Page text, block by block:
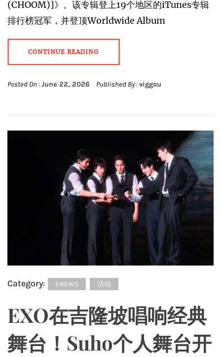
(CHOOM)]》。该专辑登上19个地区的iTunes专辑
排行榜冠军，并登顶Worldwide Album
CONTINUE READING
Posted On :June 22, 2026 Published By :viggou
Category: ENEWS 活动
EXO在吉隆坡唱响经典
舞台！Suho个人舞台开